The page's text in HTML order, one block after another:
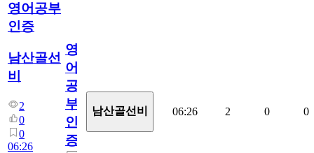
영어공부
인증
남산골선
비
2
0
0
06:26
영
어
공
부
인
증
남산골선비 06:26 2 0 0